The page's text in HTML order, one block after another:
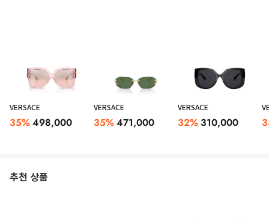
VERSACE
35%498,000
VERSACE
35%471,000
VERSACE
32% 310,000
추천 상품